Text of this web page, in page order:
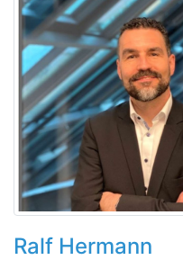
Ralf Hermann